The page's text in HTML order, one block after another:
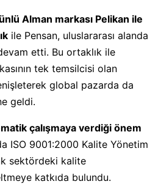
Alman markası Pelikan ile
ile Pensan, uluslararası alanda
etti. Bu ortaklık ile
tek temsilcisi olan
global pazarda da
geldi.
çalışmaya verdiği önem
ISO 9001:2000 Kalite Yönetim
sektördeki kalite
katkıda bulundu.